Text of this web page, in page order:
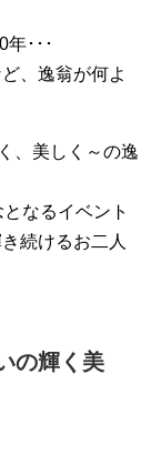
年･･･
、逸翁が何よ
、美しく～の逸
なるイベント
続けるお二人
の輝く美